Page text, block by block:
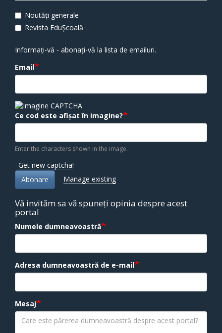
Noutăți generale
Revista EduȘcoală
Informați-vă - abonați-vă la lista de emailuri.
Email
Ce cod este afișat în imagine?
Enter the characters shown in the image.
Get new captcha!
Abonare
Manage existing
Vă invităm sa vă spuneți opinia despre acest
portal
Numele dumneavoastră
Adresa dumneavoastră de e-mail
Mesaj